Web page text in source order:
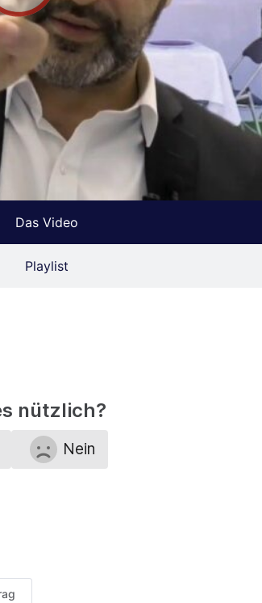
Das Video
Playlist
nützlich?
Nein